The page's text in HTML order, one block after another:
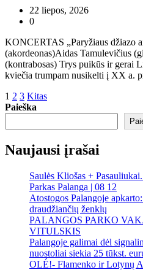
22 liepos, 2026
0
KONCERTAS „Paryžiaus džiazo
(akordeonas)Aidas Tamulevičius
(kontrabosas) Trys puikūs ir gerai
kviečia trumpam nusikelti į XX a.
Įrašų
puslapiavimas
1 2 3 Kitas
Paieška
Naujausi įrašai
Saulės Kliošas +
Parkas Palanga | 08 12
Atostogos Palangoje
draudžiančių ženklų
PALANGOS PARKO
VITULSKIS
Palangoje galimai dėl
nuostoliai siekia 25 tūkst.
OLÉ!- Flamenko ir Lotynų